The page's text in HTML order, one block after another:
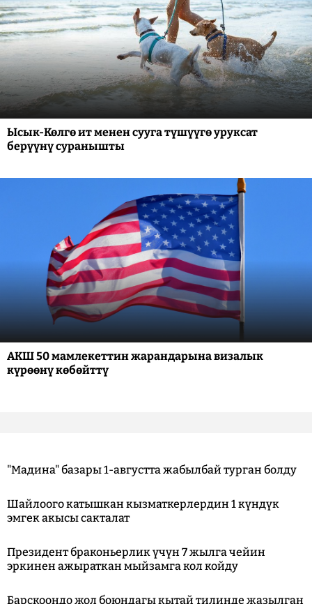
Ысык-Көлгө ит менен сууга түшүүгө уруксат
берүүнү суранышты
АКШ 50 мамлекеттин жарандарына визалык
күрөөнү көбөйттү
"Мадина" базары 1-августта жабылбай турган болду
Шайлоого катышкан кызматкерлердин 1 күндүк
эмгек акысы сакталат
Президент браконьерлик үчүн 7 жылга чейин
эркинен ажыраткан мыйзамга кол койду
Барскоондо жол боюндагы кытай тилинде жазылган